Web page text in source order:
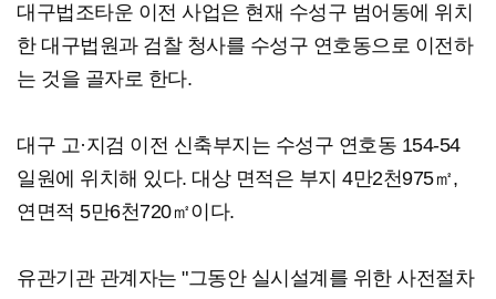
대구법조타운 이전 사업은 현재 수성구 범어동에 위치
한 대구법원과 검찰 청사를 수성구 연호동으로 이전하
는 것을 골자로 한다.
대구 고·지검 이전 신축부지는 수성구 연호동 154-54
일원에 위치해 있다. 대상 면적은 부지 4만2천975㎡,
연면적 5만6천720㎡이다.
유관기관 관계자는 "그동안 실시설계를 위한 사전절차